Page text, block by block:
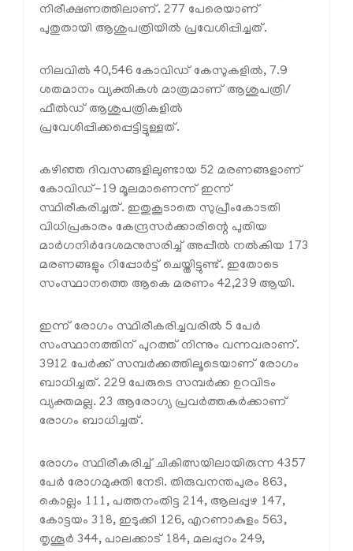
നിരീക്ഷണത്തിലാണ്. 277 പേരെയാണ്
പുതുതായി ആശുപത്രിയില്‍ പ്രവേശിപ്പിച്ചത്.
നിലവില്‍ 40,546 കോവിഡ് കേസുകളില്‍, 7.9
ശതമാനം വ്യക്തികള്‍ മാത്രമാണ് ആശുപത്രി/
ഫീല്‍ഡ് ആശുപത്രികളില്‍
പ്രവേശിപ്പിക്കപ്പെട്ടിട്ടുള്ളത്.
കഴിഞ്ഞ ദിവസങ്ങളിലുണ്ടായ 52 മരണങ്ങളാണ്
കോവിഡ്-19 മൂലമാണെന്ന് ഇന്ന്
സ്ഥിരീകരിച്ചത്. ഇതുകൂടാതെ സുപ്രീംകോടതി
വിധിപ്രകാരം കേന്ദ്രസര്‍ക്കാരിന്റെ പുതിയ
മാര്‍ഗനിര്‍ദേശമനുസരിച്ച് അപ്പീല്‍ നല്‍കിയ 173
മരണങ്ങളും റിപ്പോര്‍ട്ട് ചെയ്തിട്ടുണ്ട്. ഇതോടെ
സംസ്ഥാനത്തെ ആകെ മരണം 42,239 ആയി.
ഇന്ന് രോഗം സ്ഥിരീകരിച്ചവരില്‍ 5 പേര്‍
സംസ്ഥാനത്തിന് പുറത്ത് നിന്നും വന്നവരാണ്.
3912 പേര്‍ക്ക് സമ്പര്‍ക്കത്തിലൂടെയാണ് രോഗം
ബാധിച്ചത്. 229 പേരുടെ സമ്പര്‍ക്ക ഉറവിടം
വ്യക്തമല്ല. 23 ആരോഗ്യ പ്രവര്‍ത്തകര്‍ക്കാണ്
രോഗം ബാധിച്ചത്.
രോഗം സ്ഥിരീകരിച്ച് ചികിത്സയിലായിരുന്ന 4357
പേര്‍ രോഗമുക്തി നേടി. തിരുവനന്തപുരം 863,
കൊല്ലം 111, പത്തനംതിട്ട 214, ആലപ്പുഴ 147,
കോട്ടയം 318, ഇടുക്കി 126, എറണാകുളം 563,
തൃശൂര്‍ 344, പാലക്കാട് 184, മലപ്പുറം 249,